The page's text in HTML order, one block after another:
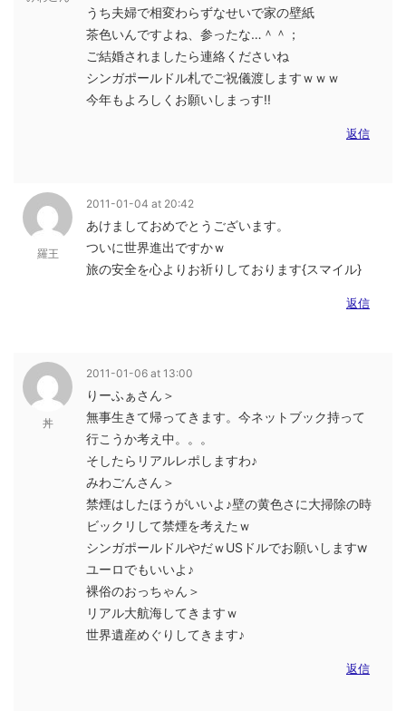
うち夫婦で相変わらずなせいで家の壁紙
茶色いんですよね、参ったな…＾＾；
ご結婚されましたら連絡くださいね
シンガポールドル札でご祝儀渡しますｗｗｗ
今年もよろしくお願いしまっす!!
返信
羅王
2011-01-04 at 20:42
あけましておめでとうございます。
ついに世界進出ですかｗ
旅の安全を心よりお祈りしております{スマイル}
返信
丼
2011-01-06 at 13:00
りーふぁさん＞
無事生きて帰ってきます。今ネットブック持って
行こうか考え中。。。
そしたらリアルレポしますわ♪
みわごんさん＞
禁煙はしたほうがいいよ♪壁の黄色さに大掃除の時
ビックリして禁煙を考えたｗ
シンガポールドルやだｗUSドルでお願いしますw
ユーロでもいいよ♪
裸俗のおっちゃん＞
リアル大航海してきますｗ
世界遺産めぐりしてきます♪
返信